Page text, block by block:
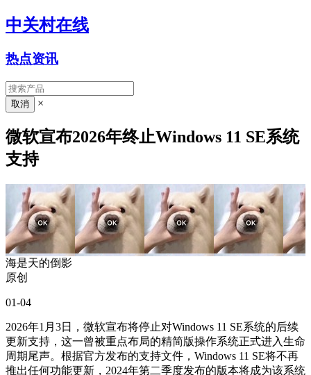
中关村在线
热点资讯
×
微软宣布2026年终止Windows 11 SE系统
支持
海是天的倒影
原创
01-04
2026年1月3日，微软宣布将停止对Windows 11 SE系统的后续
更新支持，这一曾被重点布局的精简版操作系统正式进入生命
周期尾声。根据官方发布的支持文件，Windows 11 SE将不再
推出任何功能更新，2024年第二季度发布的版本将成为该系统